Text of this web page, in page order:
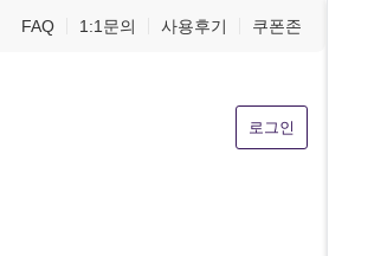
FAQ 1:1문의 사용후기 쿠폰존
로그인